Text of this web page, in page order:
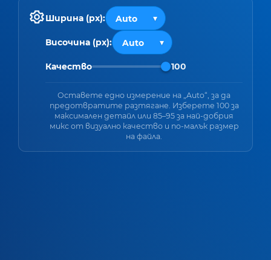
Ширина (px):
Височина (px):
Качество 100
Оставете едно измерение на „Auto“, за да
предотвратите разтягане. Изберете 100 за
максимален детайл или 85–95 за най-добрия
микс от визуално качество и по-малък размер
на файла.